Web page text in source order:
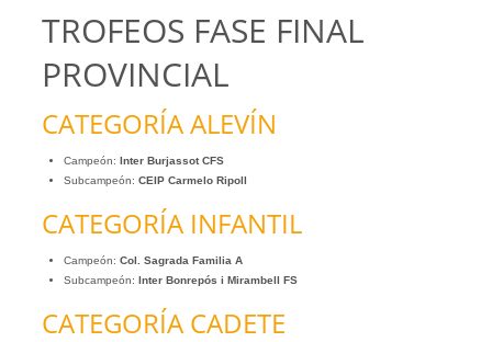
TROFEOS FASE FINAL
PROVINCIAL
CATEGORÍA ALEVÍN
Campeón: Inter Burjassot CFS
Subcampeón: CEIP Carmelo Ripoll
CATEGORÍA INFANTIL
Campeón: Col. Sagrada Familia A
Subcampeón: Inter Bonrepós i Mirambell FS
CATEGORÍA CADETE